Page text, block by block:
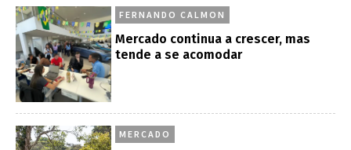
FERNANDO CALMON
Mercado continua a crescer, mas
tende a se acomodar
MERCADO